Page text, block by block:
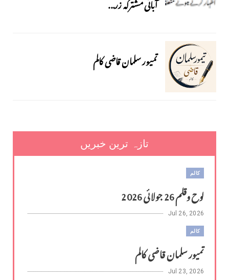
تمیور سلمان قاضی کالم
تازہ ترین خبریں
کالم
لوح وقلم 26 جولائی 2026
Jul 26, 2026
کالم
تمیور سلمان قاضی کالم
Jul 23, 2026